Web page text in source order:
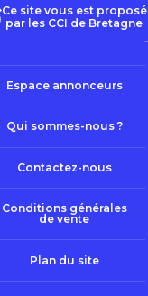
Ce site vous est proposé
par les CCI de Bretagne
Espace annonceurs
Qui sommes-nous ?
Contactez-nous
Conditions générales
de vente
Plan du site